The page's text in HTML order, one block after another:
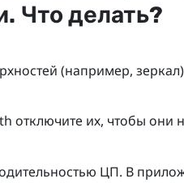
Что делать?
(например,
отключите их, чтобы они
ЦП. В